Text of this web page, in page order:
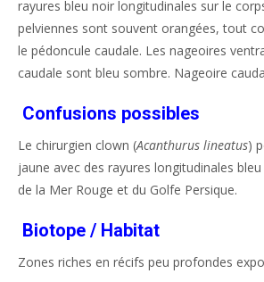
rayures bleu noir longitudinales sur le
pelviennes sont souvent orangées, tout
le pédoncule caudale. Les nageoires
caudale sont bleu sombre. Nageoire
Confusions possibles
Le chirurgien clown (Acanthurus lineatus)
jaune avec des rayures longitudinales
de la Mer Rouge et du Golfe Persique.
Biotope / Habitat
Zones riches en récifs peu profondes